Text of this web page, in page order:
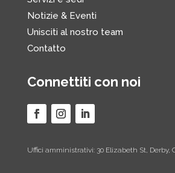
Notizie & Eventi
Unisciti al nostro team
Contatto
Connettiti con noi
Uffici amministrativi: 30 Elizabeth St, Derby,